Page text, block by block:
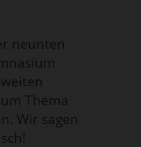
neunten
Thema
Wir sagen